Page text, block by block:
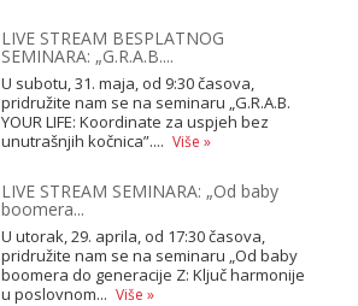
LIVE STREAM BESPLATNOG
SEMINARA: „G.R.A.B....
U subotu, 31. maja, od 9:30 časova,
pridružite nam se na seminaru „G.R.A.B.
YOUR LIFE: Koordinate za uspjeh bez
unutrašnjih kočnica”.... Više »
LIVE STREAM SEMINARA: „Od baby
boomera...
U utorak, 29. aprila, od 17:30 časova,
pridružite nam se na seminaru „Od baby
boomera do generacije Z: Ključ harmonije
u poslovnom... Više »